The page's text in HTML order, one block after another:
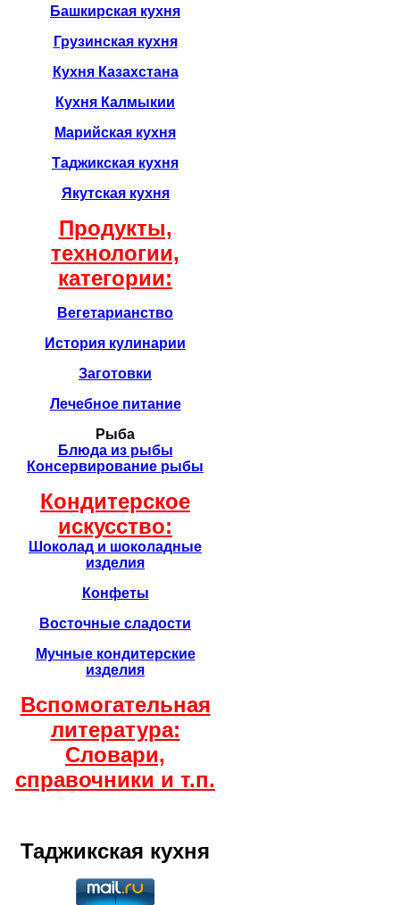
Башкирская кухня
Грузинская кухня
Кухня Казахстана
Кухня Калмыкии
Марийская кухня
Таджикская кухня
Якутская кухня
Продукты,
технологии,
категории:
Вегетарианство
История кулинарии
Заготовки
Лечебное питание
Рыба
Блюда из рыбы
Консервирование рыбы
Кондитерское
искусство:
Шоколад и шоколадные
изделия
Конфеты
Восточные сладости
Мучные кондитерские
изделия
Вспомогательная
литература:
Словари,
справочники и т.п.
Таджикская кухня